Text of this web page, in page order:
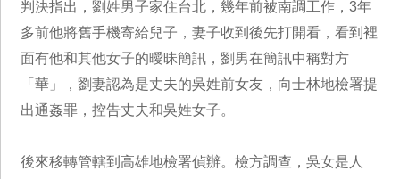
判決指出，劉姓男子家住台北，幾年前被南調工作，3年
多前他將舊手機寄給兒子，妻子收到後先打開看，看到裡
面有他和其他女子的曖昧簡訊，劉男在簡訊中稱對方
「華」，劉妻認為是丈夫的吳姓前女友，向士林地檢署提
出通姦罪，控告丈夫和吳姓女子。
後來移轉管轄到高雄地檢署偵辦。檢方調查，吳女是人